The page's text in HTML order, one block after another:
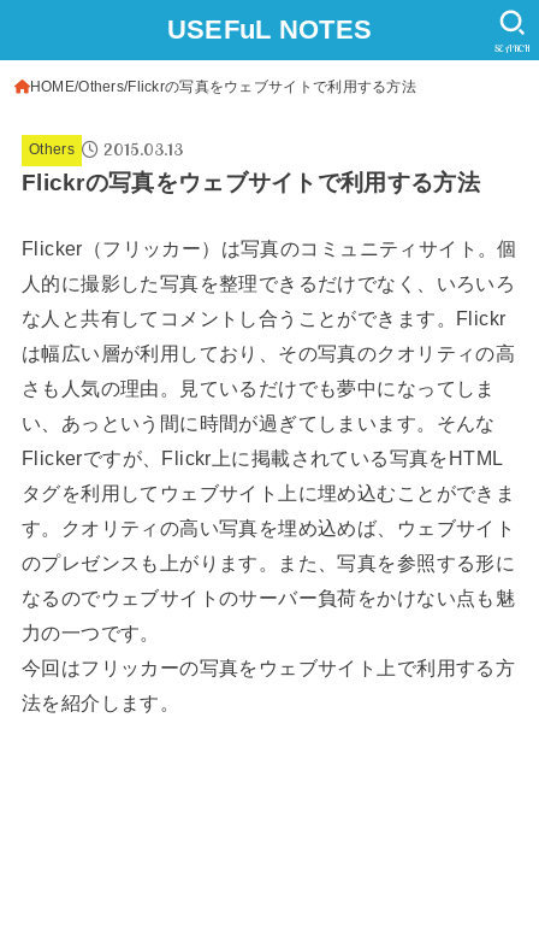
USEFuL NOTES
SEARCH
HOME Others Flickrの写真をウェブサイトで利用する方法
Others 2015.03.13
Flickrの写真をウェブサイトで利用する方法
Flicker（フリッカー）は写真のコミュニティサイト。個
人的に撮影した写真を整理できるだけでなく、いろいろ
な人と共有してコメントし合うことができます。Flickr
は幅広い層が利用しており、その写真のクオリティの高
さも人気の理由。見ているだけでも夢中になってしま
い、あっという間に時間が過ぎてしまいます。そんな
Flickerですが、Flickr上に掲載されている写真をHTML
タグを利用してウェブサイト上に埋め込むことができま
す。クオリティの高い写真を埋め込めば、ウェブサイト
のプレゼンスも上がります。また、写真を参照する形に
なるのでウェブサイトのサーバー負荷をかけない点も魅
力の一つです。
今回はフリッカーの写真をウェブサイト上で利用する方
法を紹介します。